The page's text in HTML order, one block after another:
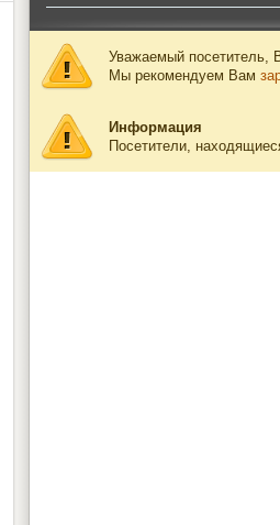
Уважаемый посетитель,
Мы рекомендуем Вам
Информация
Посетители,